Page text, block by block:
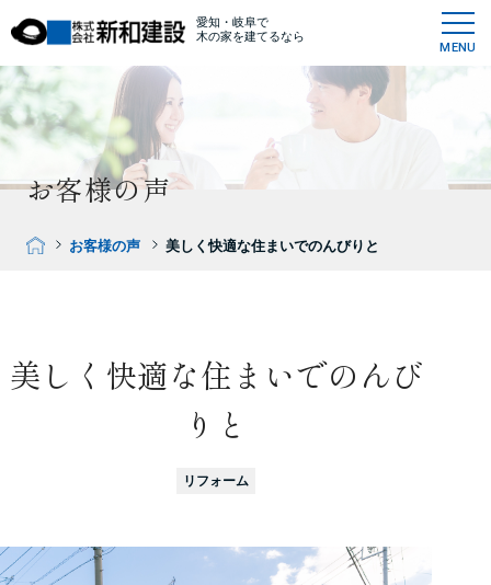
愛知・岐阜で
木の家を建てるなら
MENU
お客様の声
お客様の声 美しく快適な住まいでのんびりと
美しく快適な住まいでのんび
りと
リフォーム